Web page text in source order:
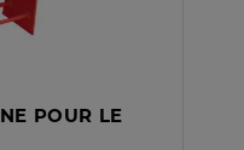
POUR LE